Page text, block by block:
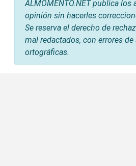
ALMOMENTO.NET publica los
opinión sin hacerles
Se reserva el derecho de
mal redactados, con errores
ortográficas.